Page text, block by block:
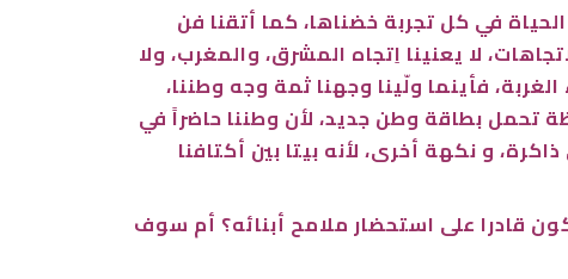
في كل تجربة خضناها، كما أتقنا فن
لا يعنينا اِتجاه المشرق، والمغرب، ولا
فأينما ولّينا وجهنا ثمة وجه وطننا،
تحمل بطاقة وطن جديد، لأن وطننا حاضراً في
و نكهة أخرى، لأنه بيتا بين أكتافنا
قادرا على استحضار ملامح أبنائه؟ أم سوف